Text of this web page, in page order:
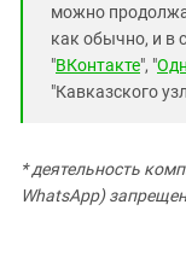
можно
как обычно, и в
"ВКонтакте", "
"Кавказского
* деятельность
WhatsApp)